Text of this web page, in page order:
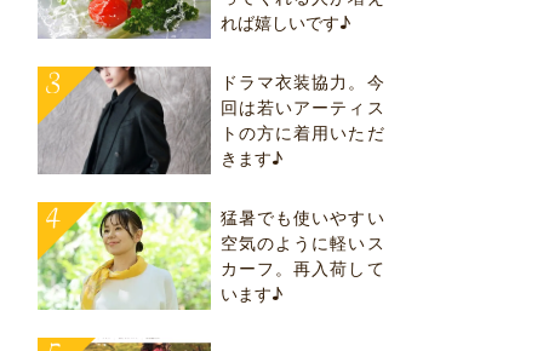
れば嬉しいです♪
ドラマ衣装協力。今
回は若いアーティス
トの方に着用いただ
きます♪
猛暑でも使いやすい
空気のように軽いス
カーフ。再入荷して
います♪